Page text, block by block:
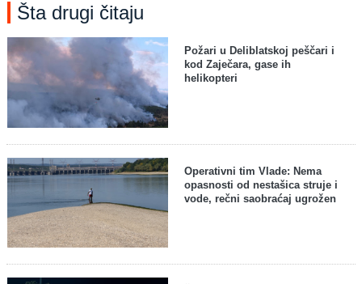
Šta drugi čitaju
Požari u Deliblatskoj peščari i
kod Zaječara, gase ih
helikopteri
Operativni tim Vlade: Nema
opasnosti od nestašica struje i
vode, rečni saobraćaj ugrožen